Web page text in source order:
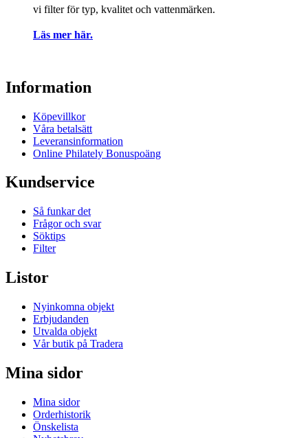
vi filter för typ, kvalitet och vattenmärken.
Läs mer här.
Information
Köpevillkor
Våra betalsätt
Leveransinformation
Online Philately Bonuspoäng
Kundservice
Så funkar det
Frågor och svar
Söktips
Filter
Listor
Nyinkomna objekt
Erbjudanden
Utvalda objekt
Vår butik på Tradera
Mina sidor
Mina sidor
Orderhistorik
Önskelista